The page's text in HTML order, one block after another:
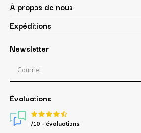
À propos de nous
Expéditions
Newsletter
Évaluations
/10 - évaluations